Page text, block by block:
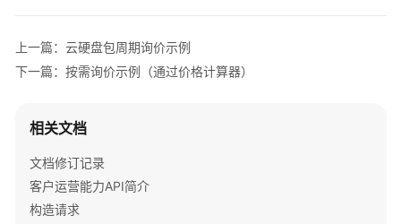
重
策
误
码
上一篇：云硬盘包周期询价示例
下一篇：按需询价示例（通过价格计算器）
相关文档
文档修订记录
客户运营能力API简介
构造请求